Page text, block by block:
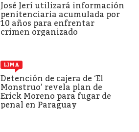
José Jerí utilizará información
penitenciaria acumulada por
10 años para enfrentar
crimen organizado
LIMA
Detención de cajera de ‘El
Monstruo’ revela plan de
Erick Moreno para fugar de
penal en Paraguay